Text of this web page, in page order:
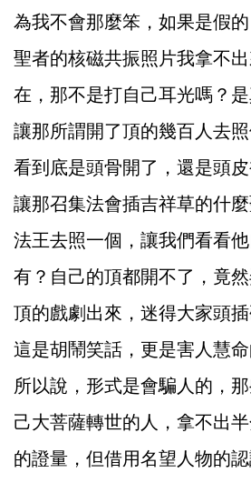
為我不會那麼笨，如果是假
聖者的核磁共振照片我拿不
在，那不是打自己耳光嗎？是
讓那所謂開了頂的幾百人去
看到底是頭骨開了，還是頭
讓那召集法會插吉祥草的什
法王去照一個，讓我們看看
有？自己的頂都開不了，竟
頂的戲劇出來，迷得大家頭插
這是胡鬧笑話，更是害人慧命
所以說，形式是會騙人的，
己大菩薩轉世的人，拿不出
的證量，但借用名望人物的